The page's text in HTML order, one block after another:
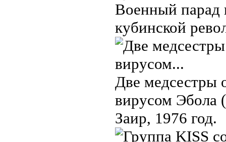
Военный парад
кубинской
Две медсестры
вирусом Эбола
Заир, 1976 год.